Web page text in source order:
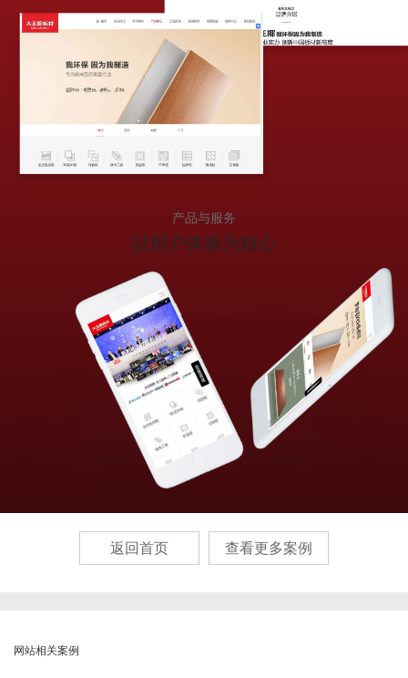
产品与服务
以用户体验为核心
返回首页 查看更多案例
网站相关案例